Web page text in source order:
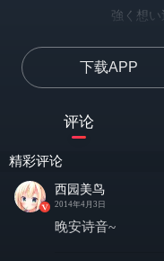
強く想
eden* テーマ曲
消
在已经坏掉了的
下载APP
评论
精彩评论
西园美鸟
2014年4月3日
晚安诗音~